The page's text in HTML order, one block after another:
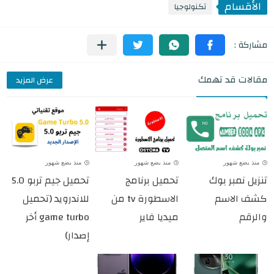
الأقسام تكنولوجيا
مقالات قد تهمك عرض المزيد
منذ بضع شهور
تنزيل نمبر بوك
كشف الاسم
والرقم
منذ بضع شهور
تحميل برنامج
الاسطورة tv من
ميديا فاير
منذ بضع شهور
تحميل جيم تربو 5.0
للاندرويد (تحميل
game turbo أخر
إصدار)